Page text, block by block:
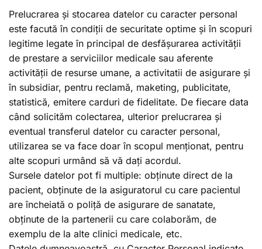
Prelucrarea și stocarea datelor cu caracter personal
este facută în condiții de securitate optime și în scopuri
legitime legate în principal de desfășurarea activității
de prestare a serviciilor medicale sau aferente
activității de resurse umane, a activitatii de asigurare și
în subsidiar, pentru reclamă, maketing, publicitate,
statistică, emitere carduri de fidelitate. De fiecare data
când solicităm colectarea, ulterior prelucrarea și
eventual transferul datelor cu caracter personal,
utilizarea se va face doar în scopul menționat, pentru
alte scopuri urmând să vă dați acordul.
Sursele datelor pot fi multiple: obținute direct de la
pacient, obținute de la asiguratorul cu care pacientul
are încheiată o poliță de asigurare de sanatate,
obținute de la partenerii cu care colaborăm, de
exemplu de la alte clinici medicale, etc.